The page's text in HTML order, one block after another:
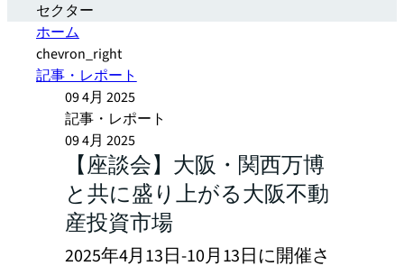
セクター
ホーム
chevron_right
記事・レポート
09 4月 2025
記事・レポート
09 4月 2025
【座談会】大阪・関西万博
と共に盛り上がる大阪不動
産投資市場
2025年4月13日-10月13日に開催さ